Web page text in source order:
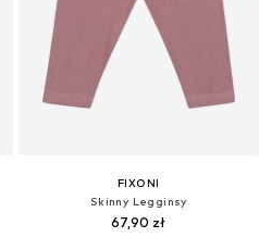
FIXONI
Skinny Legginsy
67,90 zł